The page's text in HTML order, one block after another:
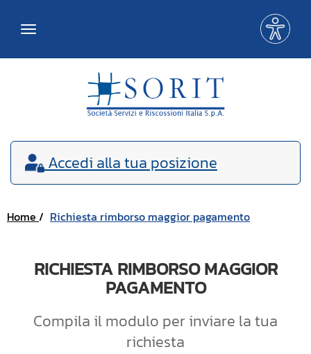
Toggle
Accedi alla tua posizione
Home Richiesta rimborso maggior pagamento
RICHIESTA RIMBORSO MAGGIOR
PAGAMENTO
Compila il modulo per inviare la tua
richiesta